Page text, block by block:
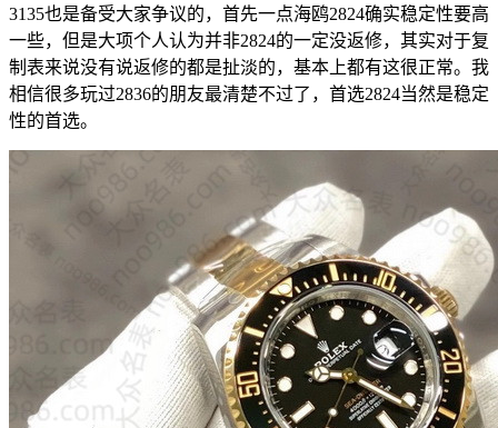
3135也是备受大家争议的，首先一点海鸥2824确实稳定性要高
一些，但是大项个人认为并非2824的一定没返修，其实对于复
制表来说没有说返修的都是扯淡的，基本上都有这很正常。我
相信很多玩过2836的朋友最清楚不过了，首选2824当然是稳定
性的首选。